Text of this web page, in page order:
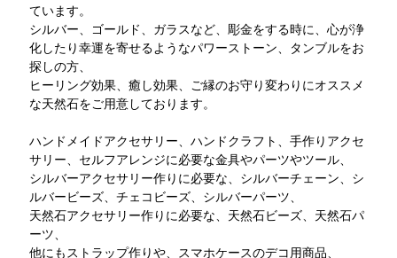
ています。
シルバー、ゴールド、ガラスなど、彫金をする時に、心が浄
化したり幸運を寄せるようなパワーストーン、タンブルをお
探しの方、
ヒーリング効果、癒し効果、ご縁のお守り変わりにオススメ
な天然石をご用意しております。
ハンドメイドアクセサリー、ハンドクラフト、手作りアクセ
サリー、セルフアレンジに必要な金具やパーツやツール、
シルバーアクセサリー作りに必要な、シルバーチェーン、シ
ルバービーズ、チェコビーズ、シルバーパーツ、
天然石アクセサリー作りに必要な、天然石ビーズ、天然石パ
ーツ、
他にもストラップ作りや、スマホケースのデコ用商品、